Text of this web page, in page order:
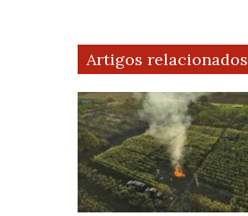
Artigos relacionados